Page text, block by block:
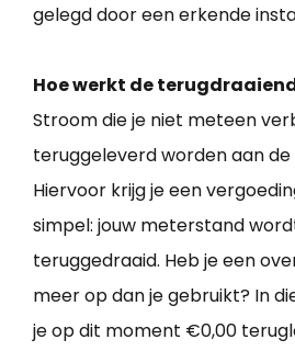
gelegd door een erkende
Hoe werkt de
Stroom die je niet meteen
teruggeleverd worden aan
Hiervoor krijg je een
simpel: jouw meterstand
teruggedraaid. Heb je een
meer op dan je gebruikt? In
je op dit moment €0,00